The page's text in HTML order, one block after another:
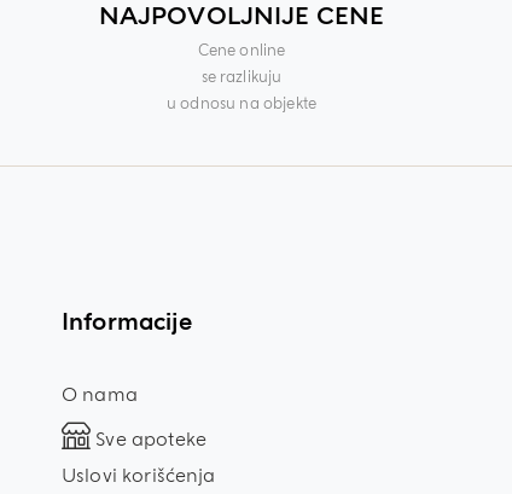
NAJPOVOLJNIJE CENE
Cene online
se razlikuju
u odnosu na objekte
Informacije
O nama
Sve apoteke
Uslovi korišćenja